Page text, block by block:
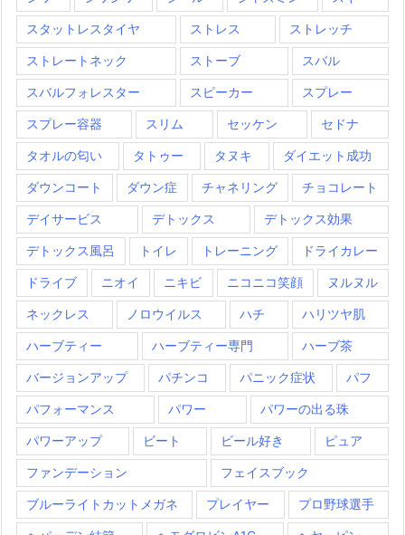
スタットレスタイヤ ストレス ストレッチ
ストレートネック ストーブ スバル
スバルフォレスター スピーカー スプレー
スプレー容器 スリム セッケン セドナ
タオルの匂い タトゥー タヌキ ダイエット成功
ダウンコート ダウン症 チャネリング チョコレート
デイサービス デトックス デトックス効果
デトックス風呂 トイレ トレーニング ドライカレー
ドライブ ニオイ ニキビ ニコニコ笑顔 ヌルヌル
ネックレス ノロウイルス ハチ ハリツヤ肌
ハーブティー ハーブティー専門 ハーブ茶
バージョンアップ パチンコ パニック症状 パフ
パフォーマンス パワー パワーの出る珠
パワーアップ ビート ビール好き ピュア
ファンデーション フェイスブック
ブルーライトカットメガネ プレイヤー プロ野球選手